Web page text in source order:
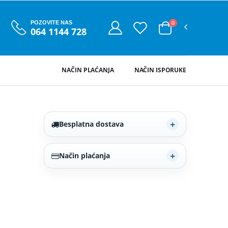
POZOVITE NAS
064 1144 728
0
NAČIN ISPORUKE
NAČIN PLAĆANJA
Besplatna dostava
Način plaćanja